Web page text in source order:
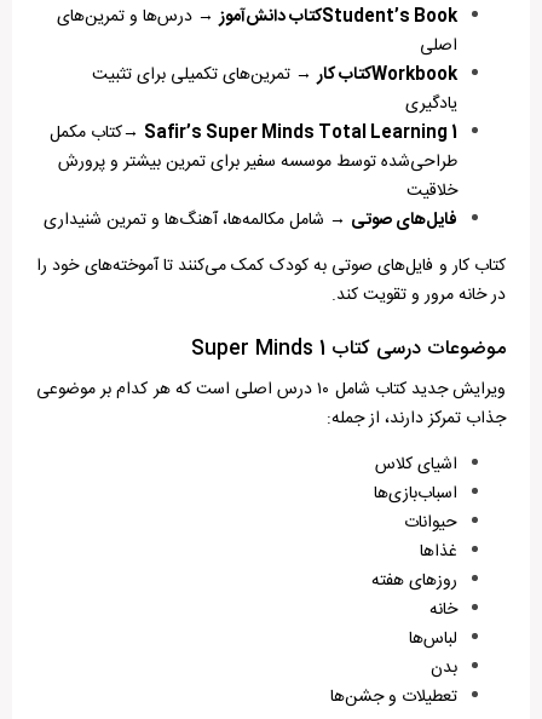
Student’s Bookکتاب دانش‌آموز → درس‌ها و تمرین‌های
اصلی
Workbookکتاب کار → تمرین‌های تکمیلی برای تثبیت
یادگیری
Safir’s Super Minds Total Learning 1 →کتاب مکمل
طراحی‌شده توسط موسسه سفیر برای تمرین بیشتر و پرورش
خلاقیت
فایل‌های صوتی → شامل مکالمه‌ها، آهنگ‌ها و تمرین شنیداری
کتاب کار و فایل‌های صوتی به کودک کمک می‌کنند تا آموخته‌های خود را
در خانه مرور و تقویت کند.
موضوعات درسی کتاب Super Minds 1
ویرایش جدید کتاب شامل ۱۰ درس اصلی است که هر کدام بر موضوعی
جذاب تمرکز دارند، از جمله:
اشیای کلاس
اسباب‌بازی‌ها
حیوانات
غذاها
روزهای هفته
خانه
لباس‌ها
بدن
تعطیلات و جشن‌ها